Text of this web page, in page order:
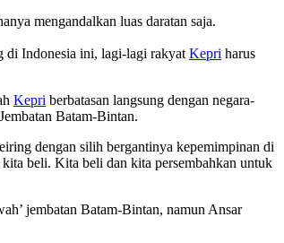
mengandalkan luas daratan saja.
di Indonesia ini, lagi-lagi rakyat Kepri harus
Kepri berbatasan langsung dengan negara-
Batam-Bintan.
dengan silih bergantinya kepemimpinan di
kita beli. Kita beli dan kita persembahkan untuk
jembatan Batam-Bintan, namun Ansar